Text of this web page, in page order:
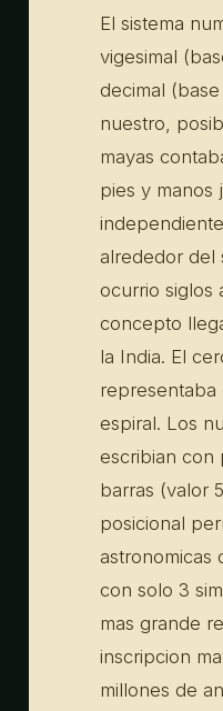
El sistema
vigesimal
decimal
nuestro,
mayas
pies y manos
alrededor del
ocurrio siglos
concepto
la India. El
representaba
espiral. Los
escribian con
barras (valor
posicional
astronomicas
con solo 3
mas grande
inscripcion
millones de